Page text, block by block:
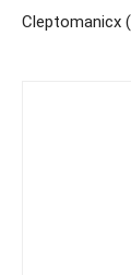
Cleptomanicx